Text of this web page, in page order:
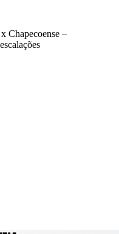
Chapecoense –